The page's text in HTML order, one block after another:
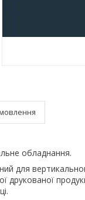
обладнання.
для
друкованої